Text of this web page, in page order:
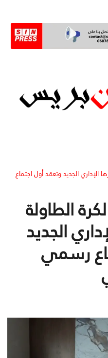
الإداري الجديد وتعقد أول اجتماع
الطاولة
الجديد
رسمي